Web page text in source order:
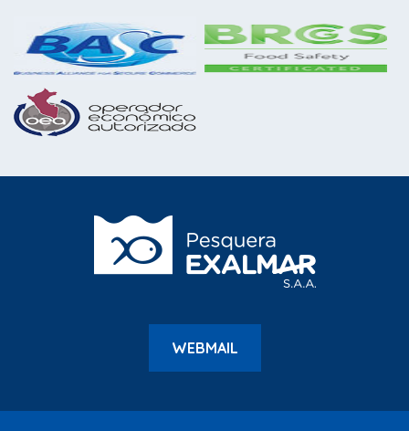
WEBMAIL